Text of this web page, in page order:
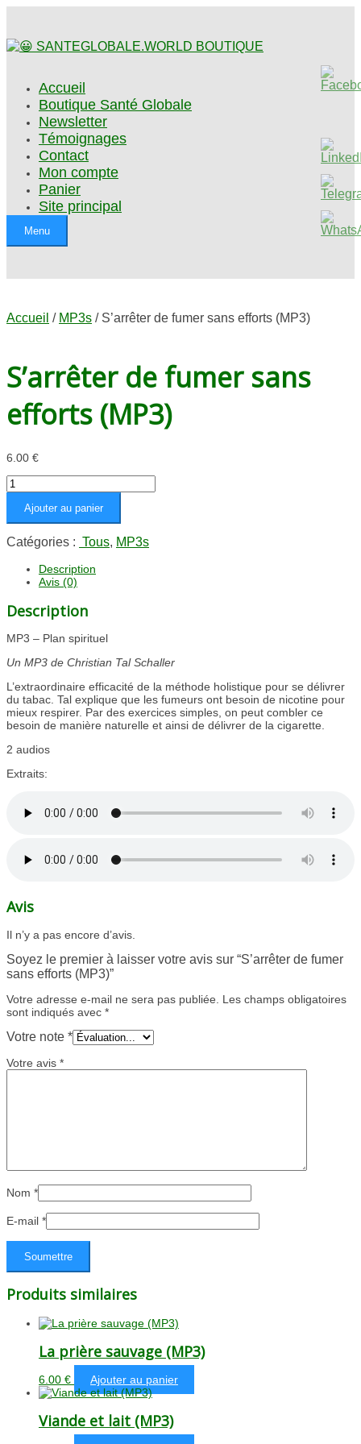
Accueil
Boutique Santé Globale
Newsletter
Témoignages
Contact
Mon compte
Panier
Site principal
Menu
Accueil / MP3s / S’arrêter de fumer sans efforts (MP3)
S’arrêter de fumer sans
efforts (MP3)
6.00 €
quantité
de
S’arrêter
de
fumer
efforts
(MP3)
Ajouter au panier
Catégories : Tous, MP3s
Description
Avis (0)
Description
MP3 – Plan spirituel
Un MP3 de Christian Tal Schaller
L’extraordinaire efficacité de la méthode holistique pour se délivrer
du tabac. Tal explique que les fumeurs ont besoin de nicotine pour
mieux respirer. Par des exercices simples, on peut combler ce
besoin de manière naturelle et ainsi de délivrer de la cigarette.
2 audios
Extraits:
Avis
Il n’y a pas encore d’avis.
Soyez le premier à laisser votre avis sur “S’arrêter de fumer
sans efforts (MP3)”
Votre adresse e-mail ne sera pas publiée. Les champs obligatoires
sont indiqués avec *
Votre note *
Votre avis *
Nom *
E-mail *
Produits similaires
La prière sauvage (MP3)
6.00 € Ajouter au panier
Viande et lait (MP3)